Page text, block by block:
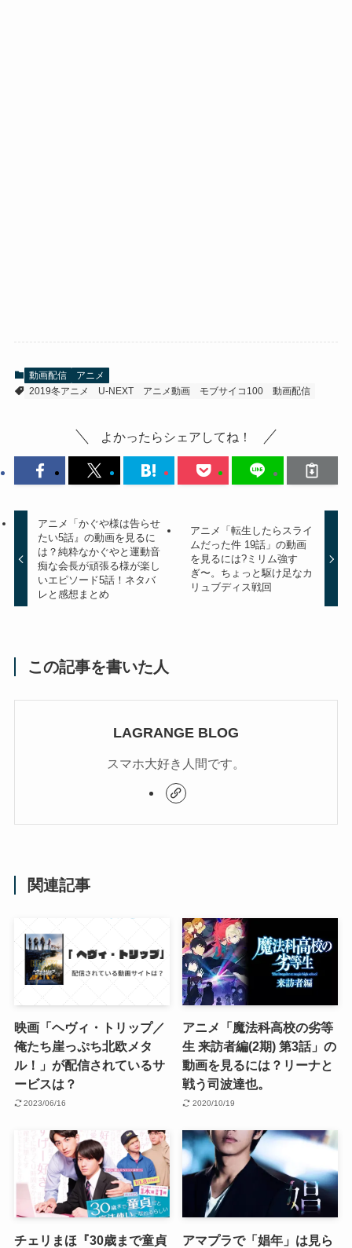
動画配信
アニメ
2019冬アニメ
U-NEXT アニメ動画 モブサイコ100 動画配信
よかったらシェアしてね！
アニメ「かぐや様は告らせ
たい5話』の動画を見るに
は？純粋なかぐやと運動音
痴な会長が頑張る様が楽し
いエピソード5話！ネタバ
レと感想まとめ
アニメ「転生したらスライ
ムだった件 19話」の動画
を見るには?ミリム強す
ぎ〜。ちょっと駆け足なカ
リュブディス戦回
この記事を書いた人
LAGRANGE BLOG
スマホ大好き人間です。
関連記事
映画「ヘヴィ・トリップ／
俺たち崖っぷち北欧メタ
ル！」が配信されているサ
ービスは？
2023/06/16
アニメ「魔法科高校の劣等
生 来訪者編(2期) 第3話」の
動画を見るには？リーナと
戦う司波達也。
2020/10/19
チェリまほ『30歳まで童貞
アマプラで「娼年」は見ら